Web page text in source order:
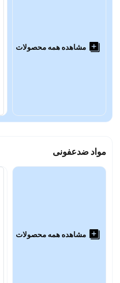
مشاهده همه محصولات
مواد ضدعفونی
مشاهده همه محصولات